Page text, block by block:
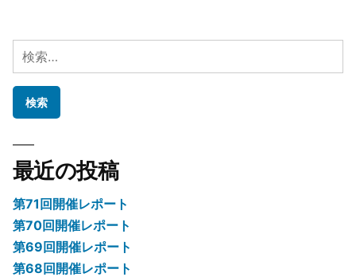
ポ
ー
ト”
の
リ
検
索:
最近の投稿
第71回開催レポート
第70回開催レポート
第69回開催レポート
第68回開催レポート